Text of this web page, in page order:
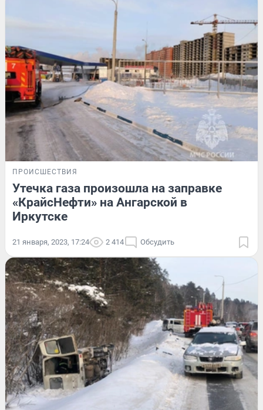
ПРОИСШЕСТВИЯ
Утечка газа произошла на заправке
«КрайсНефти» на Ангарской в
Иркутске
21 января, 2023, 17:24 2 414 Обсудить